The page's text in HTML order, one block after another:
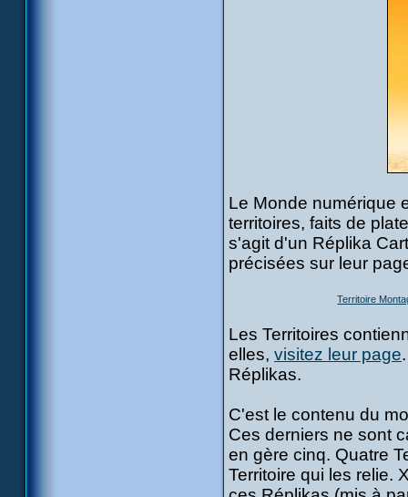
Le Monde numérique
territoires, faits de
s'agit d'un Réplika
précisées sur leur
Territoire
Les Territoires
elles, visitez leur page
Réplikas.
C'est le contenu du
Ces derniers ne sont
en gère cinq. Quatre
Territoire qui les relie.